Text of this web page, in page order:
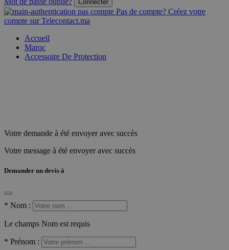
Connecter
Pas de compte? Créez votre
compte sur Telecontact.ma
Accueil
Maroc
Accessoire De Protection
Votre demande à été envoyer avec succès
Votre message à été envoyer avec succès
Demander un devis à
* Nom :
Le champs Nom est requis
* Prénom :